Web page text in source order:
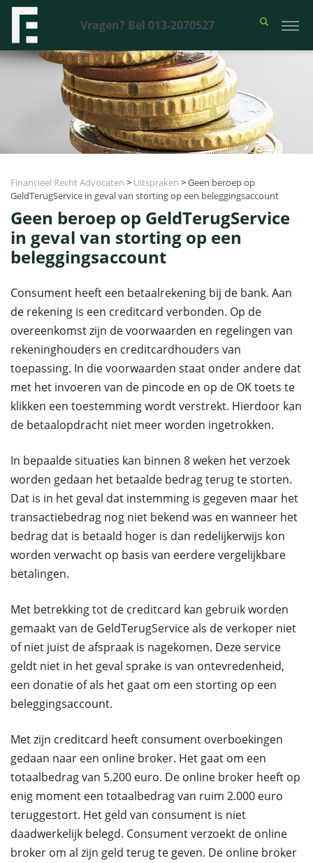
Vragen? Bel 013-2070527
Financieel Recht Advocaten > Uitspraken >Geen beroep op
GeldTerugService in geval van storting op een beleggingsaccount
Geen beroep op GeldTerugService
in geval van storting op een
beleggingsaccount
Consument heeft een betaalrekening bij de bank. Aan
de rekening is een creditcard verbonden. Op de
overeenkomst zijn de voorwaarden en regelingen van
rekeninghouders en creditcardhouders van
toepassing. In die voorwaarden staat onder andere dat
met het invoeren van de pincode en op de OK toets te
klikken een toestemming wordt verstrekt. Hierdoor kan
de betaalopdracht niet meer worden ingetrokken.
In bepaalde situaties kan binnen 8 weken het verzoek
worden gedaan het betaalde bedrag terug te storten.
Dat is in het geval dat instemming is gegeven maar het
transactiebedrag nog niet bekend was en wanneer het
bedrag dat is betaald hoger is dan redelijkerwijs kon
worden verwacht op basis van eerdere vergelijkbare
betalingen.
Met betrekking tot de creditcard kan gebruik worden
gemaakt van de GeldTerugService als de verkoper niet
of niet juist de afspraak is nagekomen. Deze service
geldt niet in het geval sprake is van ontevredenheid,
een donatie of als het gaat om een storting op een
beleggingsaccount.
Met zijn creditcard heeft consument overboekingen
gedaan naar een online broker. Het gaat om een
totaalbedrag van 5.200 euro. De online broker heeft op
enig moment een totaalbedrag van ruim 2.000 euro
teruggestort. Het geld van consument is niet
daadwerkelijk belegd. Consument verzoekt de online
broker om al zijn geld terug te geven. De online broker